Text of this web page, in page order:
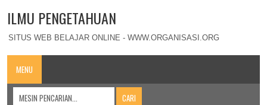
ILMU PENGETAHUAN
SITUS WEB BELAJAR ONLINE - WWW.ORGANISASI.ORG
MENU